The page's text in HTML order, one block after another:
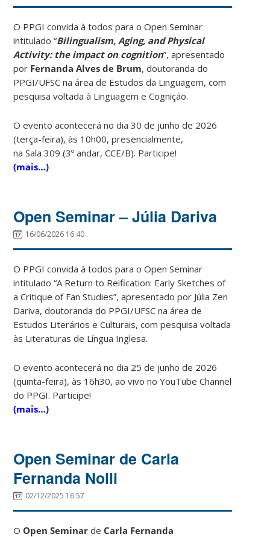
O PPGI convida à todos para o Open Seminar
intitulado “Bilingualism, Aging, and Physical
Activity:the impact on cognition”, apresentado
por Fernanda Alves de Brum, doutoranda do
PPGI/UFSC na área de Estudos da Linguagem, com
pesquisa voltada à Linguagem e Cognição.
O evento acontecerá no dia 30 de junho de 2026
(terça-feira), às 10h00, presencialmente,
naSala309 (3º andar, CCE/B). Participe!
(mais…)
Open Seminar – Júlia Dariva
16/06/2026 16:40
O PPGI convida à todos para o Open Seminar
intitulado “A Return to Reification: Early Sketches of
a Critique of Fan Studies”, apresentado por Júlia Zen
Dariva, doutoranda do PPGI/UFSC na área de
Estudos Literários e Culturais, com pesquisa voltada
às Literaturas de Língua Inglesa.
O evento acontecerá no dia 25 de junho de 2026
(quinta-feira), às 16h30, ao vivo no YouTube Channel
do PPGI. Participe!
(mais…)
Open Seminar de Carla
Fernanda Nolli
02/12/2025 16:57
O Open Seminarde Carla Fernanda